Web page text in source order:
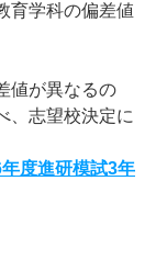
育学科の偏差値
値が異なるの
、志望校決定に
度進研模試3年